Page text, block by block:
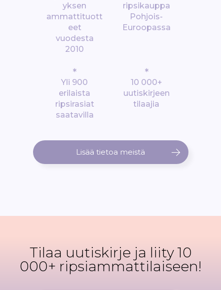
yksen
ammattituott
eet
vuodesta
2010
ripsikauppa
Pohjois-
Euroopassa
*
Yli 900
erilaista
ripsirasiat
saatavilla
*
10 000+
uutiskirjeen
tilaajia
Lisää tietoa meistä
Tilaa uutiskirje ja liity 10
000+ ripsiammattilaiseen!